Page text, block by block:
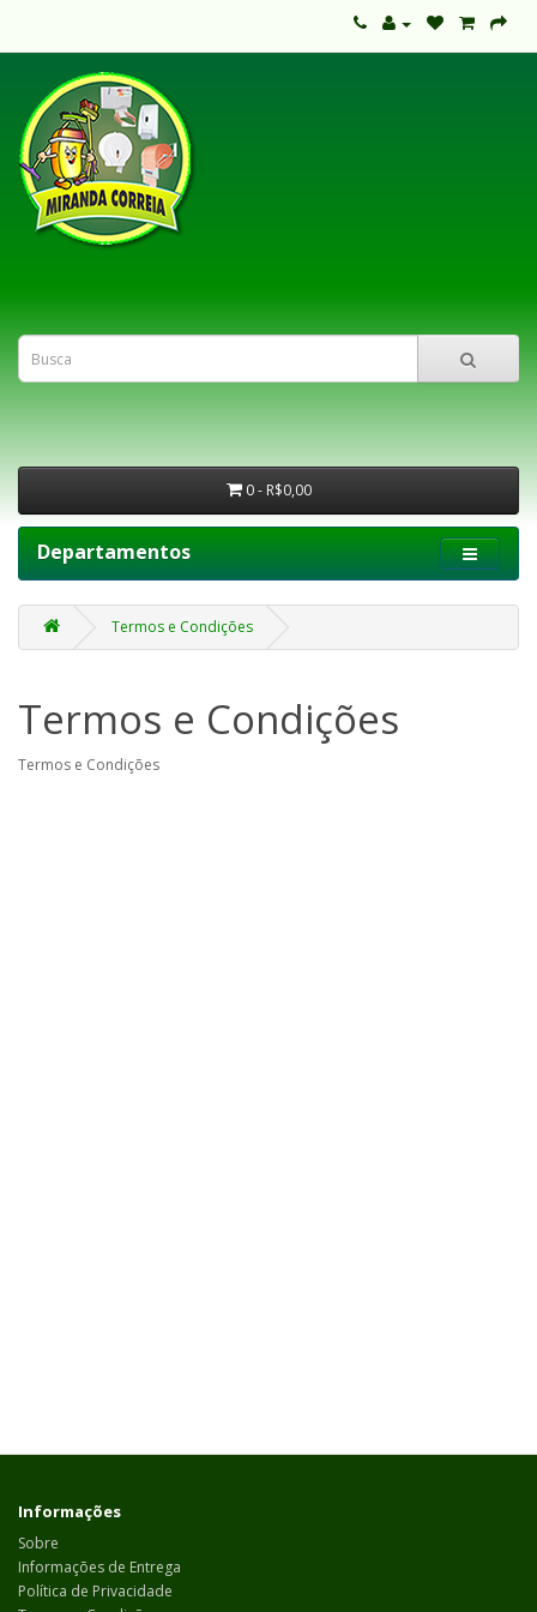
0 - R$0,00
Departamentos
Termos e Condições
Termos e Condições
Termos e Condições
Informações
Sobre
Informações de Entrega
Política de Privacidade